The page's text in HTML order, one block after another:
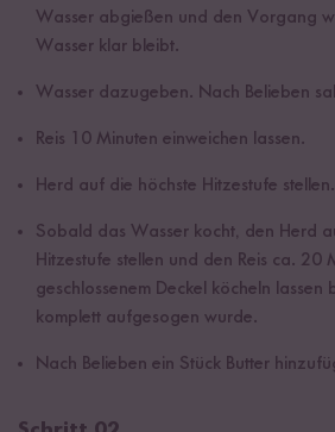
Wasser abgießen und den Vorgang
Wasser klar bleibt.
Wasser dazugeben. Nach Belieben
Reis 10 Minuten einweichen lassen.
Herd auf die höchste Hitzestufe stellen.
Sobald das Wasser kocht, den Herd
Hitzestufe stellen und den Reis ca. 20
geschlossenem Deckel köcheln lassen
komplett aufgesogen wurde.
Nach Belieben ein Stück Butter